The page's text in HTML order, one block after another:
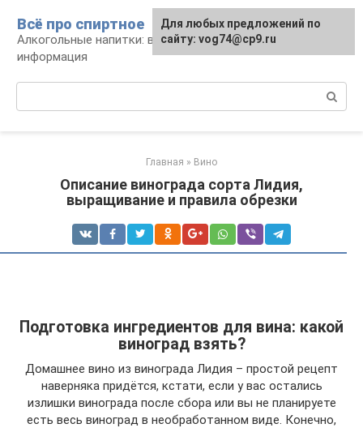
контенту
Всё про спиртное
Алкогольные напитки: виды, рецепты,
информация
Главная » Вино
Описание винограда сорта Лидия,
выращивание и правила обрезки
Подготовка ингредиентов для вина: какой
виноград взять?
Домашнее вино из винограда Лидия – простой рецепт
наверняка придётся, кстати, если у вас остались
излишки винограда после сбора или вы не планируете
есть весь виноград в необработанном виде. Конечно,
Для любых предложений по
сайту: vog74@cp9.ru